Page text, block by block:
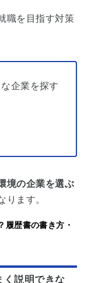
職を目指す対策
企業を探す
境の企業を選ぶ
ります。
履歴書の書き方・
く説明できな